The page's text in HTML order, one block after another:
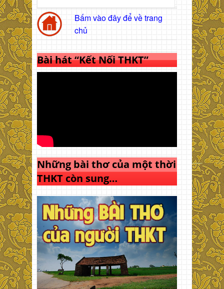
Bấm vào đây để về trang
chủ
Bài hát “Kết Nối THKT”
Những bài thơ của một thời
THKT còn sung…